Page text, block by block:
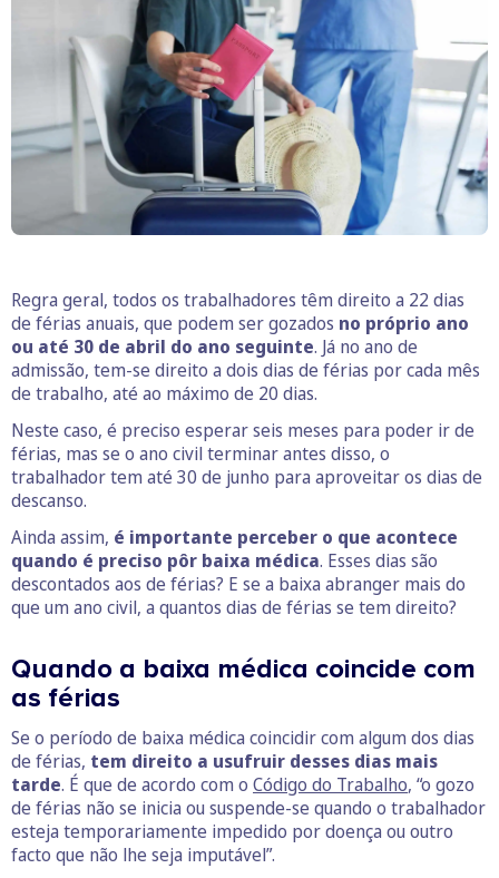
Regra geral, todos os trabalhadores têm direito a 22 dias
de férias anuais, que podem ser gozados no próprio ano
ou até 30 de abril do ano seguinte. Já no ano de
admissão, tem-se direito a dois dias de férias por cada mês
de trabalho, até ao máximo de 20 dias.
Neste caso, é preciso esperar seis meses para poder ir de
férias, mas se o ano civil terminar antes disso, o
trabalhador tem até 30 de junho para aproveitar os dias de
descanso.
Ainda assim, é importante perceber o que acontece
quando é preciso pôr baixa médica. Esses dias são
descontados aos de férias? E se a baixa abranger mais do
que um ano civil, a quantos dias de férias se tem direito?
Quando a baixa médica coincide com
as férias
Se o período de baixa médica coincidir com algum dos dias
de férias, tem direito a usufruir desses dias mais
tarde. É que de acordo com o Código do Trabalho, “o gozo
de férias não se inicia ou suspende-se quando o trabalhador
esteja temporariamente impedido por doença ou outro
facto que não lhe seja imputável”.